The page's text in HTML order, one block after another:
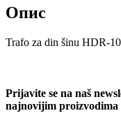
Опис
Trafo za din šinu HDR-
Prijavite se na naš
najnovijim proizvodima